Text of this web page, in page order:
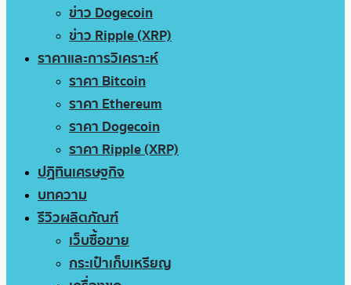
ข่าว Dogecoin
ข่าว Ripple (XRP)
ราคาและการวิเคราะห์
ราคา Bitcoin
ราคา Ethereum
ราคา Dogecoin
ราคา Ripple (XRP)
ปฏิทินเศรษฐกิจ
บทความ
รีวิวผลิตภัณฑ์
เว็บซื้อขาย
กระเป๋าเก็บเหรียญ